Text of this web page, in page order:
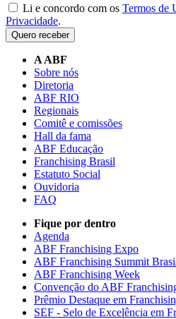
Li e concordo com os Termos de
Privacidade.
Quero receber
A ABF
Sobre nós
Diretoria
ABF RIO
Regionais
Comitê e comissões
Hall da fama
ABF Educação
Franchising Brasil
Estatuto Social
Ouvidoria
FAQ
Fique por dentro
Agenda
ABF Franchising Expo
ABF Franchising Summit
ABF Franchising Week
Convenção do ABF
Prêmio Destaque em
SEF - Selo de Excelência em